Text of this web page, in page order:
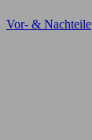
Vor- & Nachteile